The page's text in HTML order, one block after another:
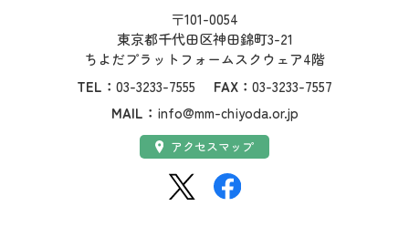
住所：
〒101-0054
東京都千代田区神田錦町3-21
ちよだプラットフォームスクウェア4階
TEL： 03-3233-7555 FAX： 03-3233-7557
MAIL： info@mm-chiyoda.or.jp
アクセス：
アクセスマップ
SNS：